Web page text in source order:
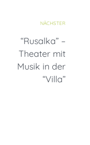
NÄCHSTER
“Rusalka” –
Theater mit
Musik in der
“Villa”